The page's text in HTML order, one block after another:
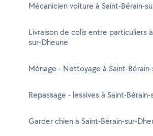
Mécanicien voiture à Saint-Bérain-
Livraison de colis entre particuliers
sur-Dheune
Ménage - Nettoyage à Saint-
Repassage - lessives à Saint-
Garder chien à Saint-Bérain-sur-